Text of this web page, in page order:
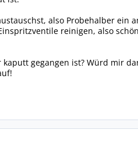
also Probehalber ein
reinigen, also
gegangen ist? Würd mir